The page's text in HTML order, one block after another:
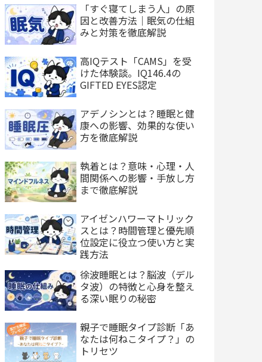
「すぐ寝てしまう人」の原
因と改善方法｜眠気の仕組
みと対策を徹底解説
高IQテスト「CAMS」を受
けた体験談。IQ146.4の
GIFTED EYES認定
アデノシンとは？睡眠と健
康への影響、効果的な使い
方を徹底解説
執着とは？意味・心理・人
間関係への影響・手放し方
まで徹底解説
アイゼンハワーマトリック
スとは？時間管理と優先順
位設定に役立つ使い方と実
践方法
徐波睡眠とは？脳波（デル
タ波）の特徴と心身を整え
る深い眠りの秘密
親子で睡眠タイプ診断「あ
なたは何ねこタイプ？」の
トリセツ